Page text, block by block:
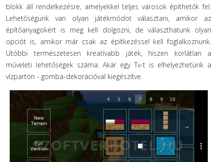
blokk áll rendelkezésre, amelyekkel teljes városok építhetők fel.
Lehetőségünk van olyan játékmódot választani, amikor az
építőanyagokért is meg kell dolgozni, de választhatunk olyan
opciót is, amikor már csak az építkezéssel kell foglalkoznunk.
Utóbbi természetesen kreatívabb játék, hiszen korlátlan a
műveleti lehetőségek száma. Akár egy Tv-t is elhelyezhetünk a
vízparton - gomba-dekorációval kiegészítve.